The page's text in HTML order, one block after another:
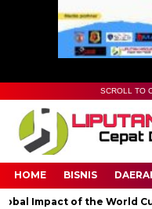
SCROLL TO
HOME BISNIS
Impact of the World Cup